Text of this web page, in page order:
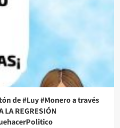
de #Luy #Monero a través
REGRESIÓN